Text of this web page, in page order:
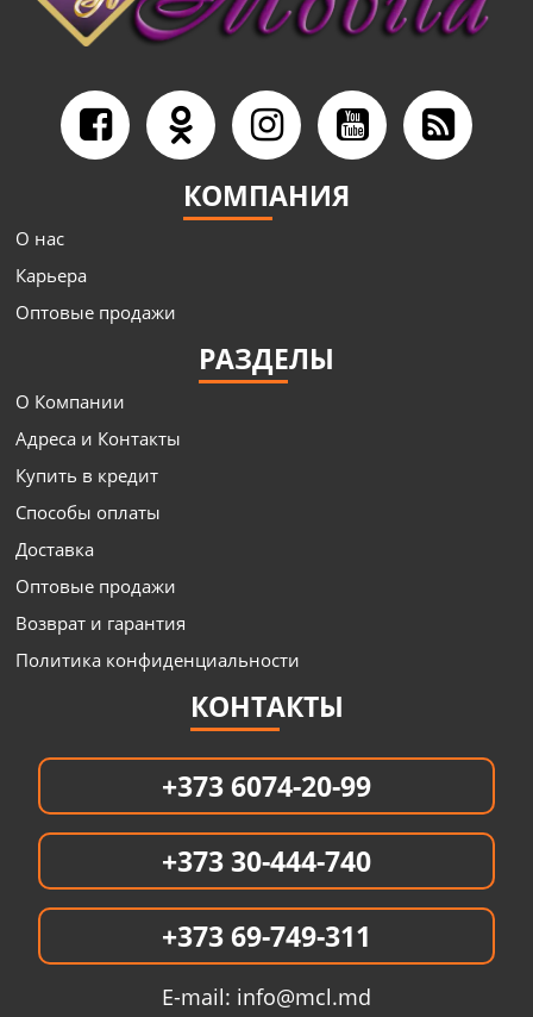
КОМПАНИЯ
О нас
Карьера
Оптовые продажи
РАЗДЕЛЫ
О Компании
Адреса и Контакты
Купить в кредит
Способы оплаты
Доставка
Оптовые продажи
Возврат и гарантия
Политика конфиденциальности
КОНТАКТЫ
+373 6074-20-99
+373 30-444-740
+373 69-749-311
E-mail: info@mcl.md